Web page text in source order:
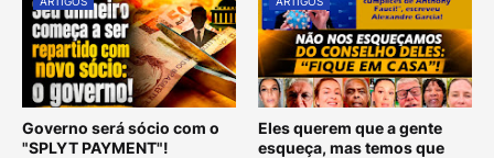
Governo será sócio com o
"SPLYT PAYMENT"!
Eles querem que a gente
esqueça, mas temos que